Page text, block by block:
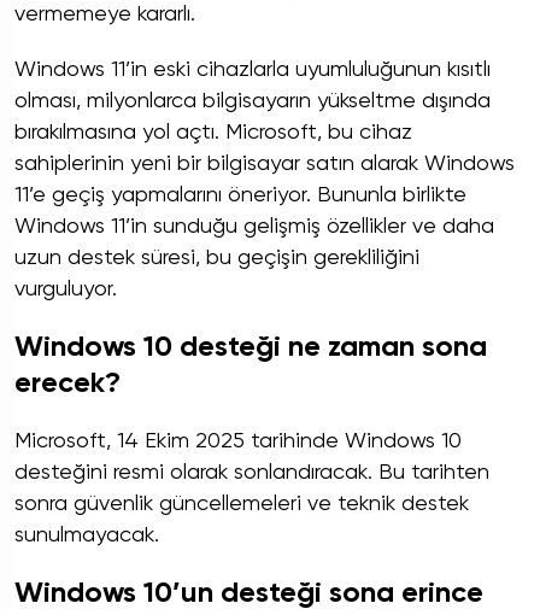
vermemeye kararlı.
Windows 11’in eski cihazlarla uyumluluğunun kısıtlı
olması, milyonlarca bilgisayarın yükseltme dışında
bırakılmasına yol açtı. Microsoft, bu cihaz
sahiplerinin yeni bir bilgisayar satın alarak Windows
11’e geçiş yapmalarını öneriyor. Bununla birlikte
Windows 11’in sunduğu gelişmiş özellikler ve daha
uzun destek süresi, bu geçişin gerekliliğini
vurguluyor.
Windows 10 desteği ne zaman sona
erecek?
Microsoft, 14 Ekim 2025 tarihinde Windows 10
desteğini resmi olarak sonlandıracak. Bu tarihten
sonra güvenlik güncellemeleri ve teknik destek
sunulmayacak.
Windows 10’un desteği sona erince